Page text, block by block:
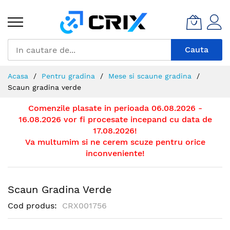
Continut
Cauta
Acasa Pentru gradina
Mese si scaune gradina
Scaun gradina verde
Comenzile plasate in perioada 06.08.2026 -
16.08.2026 vor fi procesate incepand cu data de
17.08.2026!
Va multumim si ne cerem scuze pentru orice
inconveniente!
Scaun Gradina Verde
Cod produs CRX001756